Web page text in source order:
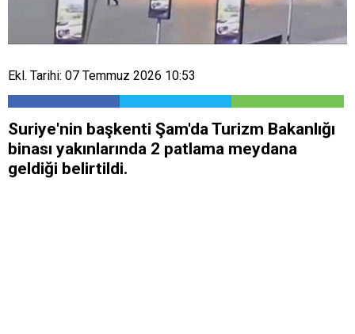
Ekl. Tarihi: 07 Temmuz 2026 10:53
Suriye'nin başkenti Şam'da Turizm Bakanlığı
binası yakınlarında 2 patlama meydana
geldiği belirtildi.